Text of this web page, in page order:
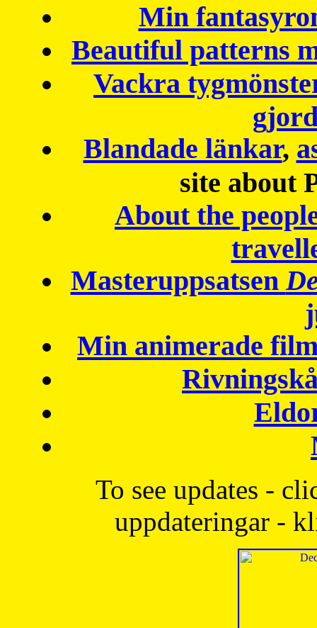
Min
Beautiful patterns
Vackra
Blandade länkar,
site about
About the
Masteruppsatsen
Min animerade
To see updates -
uppdateringar -